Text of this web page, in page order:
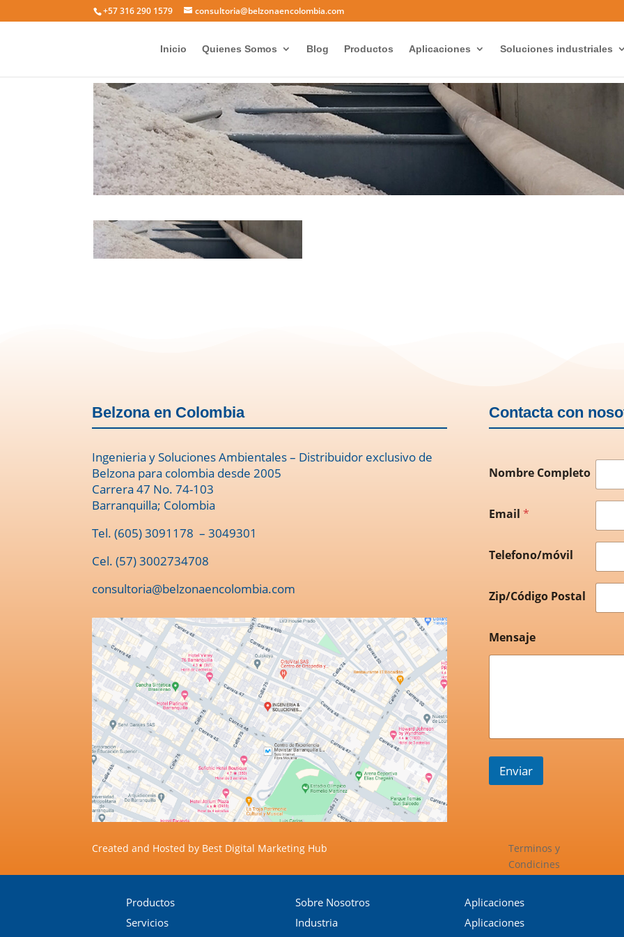
+57 316 290 1579 consultoria@belzonaencolombia.com
Inicio Quienes Somos Blog Productos Aplicaciones Soluciones industriales
Belzona en Colombia
Ingenieria y Soluciones Ambientales – Distribuidor exclusivo de
Belzona para colombia desde 2005
Carrera 47 No. 74-103
Barranquilla; Colombia
Tel. (605) 3091178 – 3049301
Cel. (57) 3002734708
consultoria@belzonaencolombia.com
Contacta con
Nombre Completo
Email *
Telefono/móvil
Zip/Código Postal
Mensaje
Enviar
Created and Hosted by Best Digital Marketing Hub
Terminos y
Condicines
Productos
Servicios
Sobre Nosotros
Industria
Aplicaciones
Aplicaciones